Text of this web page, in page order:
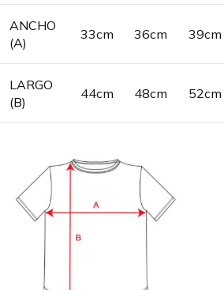
ANCHO
(A)
33cm 36cm 39cm
LARGO
(B)
44cm 48cm 52cm